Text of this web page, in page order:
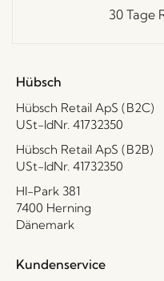
30 Tage
Hübsch
Hübsch Retail ApS (B2C)
USt-IdNr. 41732350
Hübsch Retail ApS (B2B)
USt-IdNr. 41732350
HI-Park 381
7400 Herning
Dänemark
Kundenservice